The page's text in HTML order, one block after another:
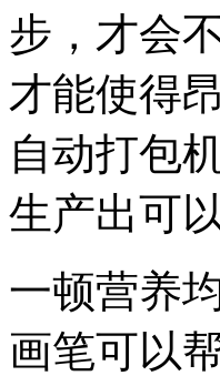
步，才会
才能使得
自动打包
生产出可
一顿营养
画笔可以